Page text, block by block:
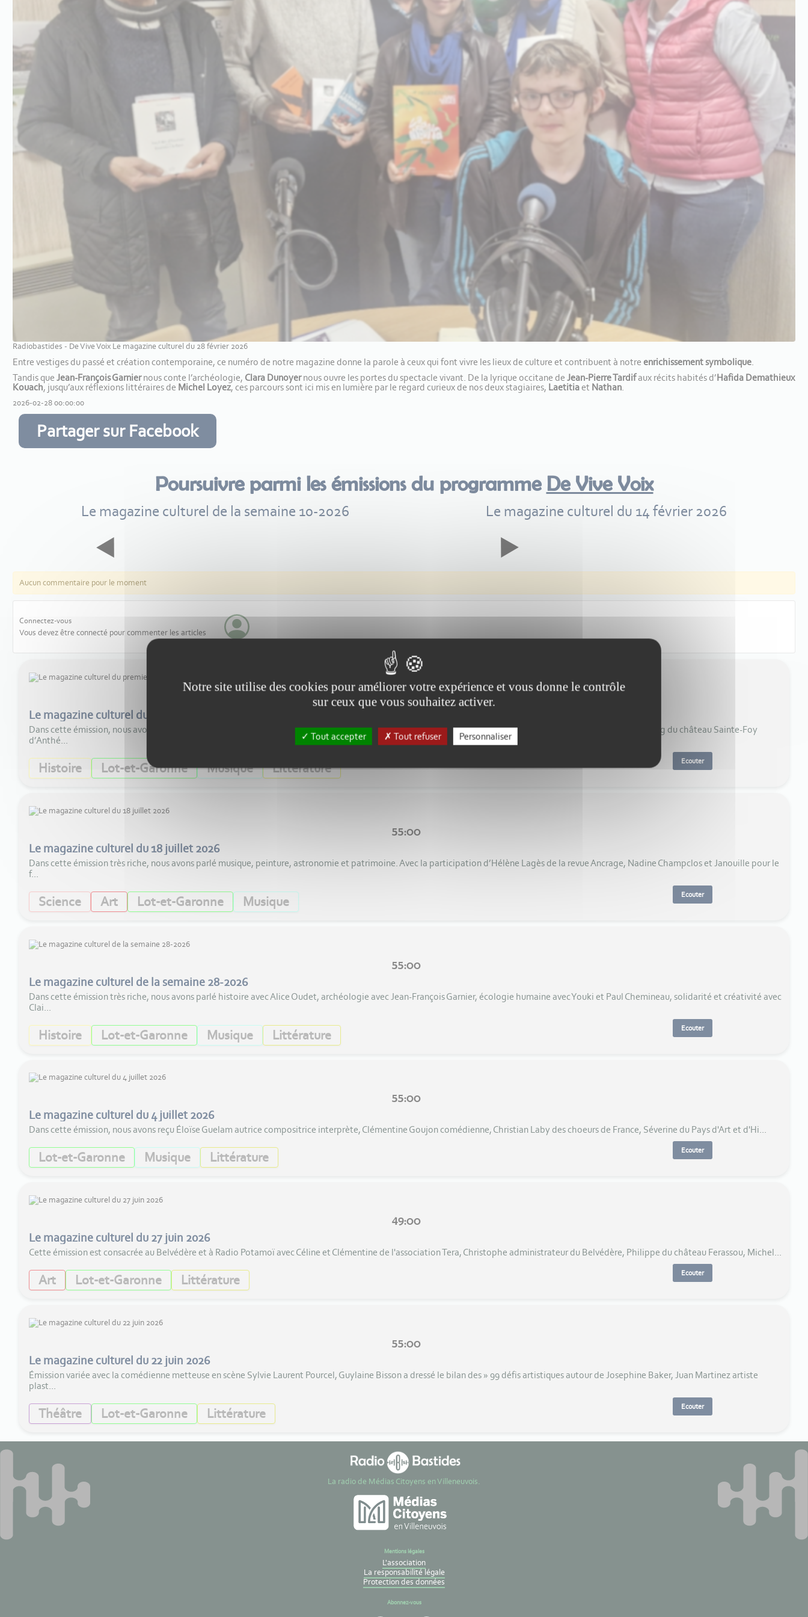
Radiobastides - De Vive Voix Le magazine culturel du 28 février 2026
Entre vestiges du passé et création contemporaine, ce numéro de notre magazine donne la parole à ceux qui font vivre les lieux de culture et contribuent à notre enrichissement symbolique.
Tandis que Jean-François Garniernous conte l’archéologie, Clara Dunoyernous ouvre les portes du spectacle vivant. De la lyrique occitane de Jean-Pierre Tardifaux récits habités d’Hafida Demathieux
Kouach, jusqu’aux réflexions littéraires de Michel Loyez, ces parcours sont ici mis en lumière par le regard curieux de nos deux stagiaires, Laetitiaet Nathan.
2026-02-28 00:00:00
Partager sur Facebook
Poursuivre parmi les émissions du programme De Vive Voix
Le magazine culturel de la semaine 10-2026 Le magazine culturel du 14 février 2026
Aucun commentaire pour le moment
Connectez-vous
Vous devez être connecté pour commenter les articles
44:00
Le magazine culturel du premier août 2026
Dans cette émission, nous avons parlé peinture avec Guylaine Bisson, patrimoine avec Roxane Lenepveu, du Pays d’art et d’histoire, Gabrielle et Philippe Castaing du château Sainte-Foy
d’Anthé...
Histoire Lot-et-Garonne Musique Littérature Ecouter
55:00
Le magazine culturel du 18 juillet 2026
Dans cette émission très riche, nous avons parlé musique, peinture, astronomie et patrimoine. Avec la participation d’Hélène Lagès de la revue Ancrage, Nadine Champclos et Janouille pour le
f...
Science Art Lot-et-Garonne Musique Ecouter
55:00
Le magazine culturel de la semaine 28-2026
Dans cette émission très riche, nous avons parlé histoire avec Alice Oudet, archéologie avec Jean-François Garnier, écologie humaine avec Youki et Paul Chemineau, solidarité et créativité avec
Clai...
Histoire Lot-et-Garonne Musique Littérature Ecouter
55:00
Le magazine culturel du 4 juillet 2026
Dans cette émission, nous avons reçu Éloïse Guelam autrice compositrice interprète, Clémentine Goujon comédienne, Christian Laby des choeurs de France, Séverine du Pays d'Art et d'Hi...
Lot-et-Garonne Musique Littérature Ecouter
49:00
Le magazine culturel du 27 juin 2026
Cette émission est consacrée au Belvédère et à Radio Potamoï avec Céline et Clémentine de l'association Tera, Christophe administrateur du Belvédère, Philippe du château Ferassou, Michel...
Art Lot-et-Garonne Littérature Ecouter
55:00
Le magazine culturel du 22 juin 2026
Émission variée avec la comédienne metteuse en scène Sylvie Laurent Pourcel, Guylaine Bisson a dressé le bilan des » 99 défis artistiques autour de Josephine Baker, Juan Martinez artiste
plast...
Théâtre Lot-et-Garonne Littérature Ecouter
La radio de Médias Citoyens en Villeneuvois.
Mentions légales
L'association
La responsabilité légale
Protection des données
Abonnez-vous
Notre site utilise des cookies pour améliorer votre expérience et vous donne le contrôle
sur ceux que vous souhaitez activer.
Tout accepter Tout refuser Personnaliser